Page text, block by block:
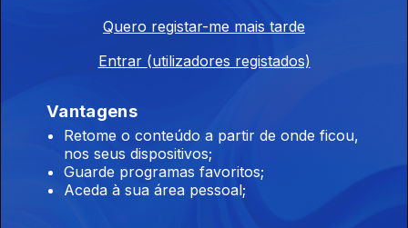
Violência no
345356
Quero registar-me mais tarde
Entrar (utilizadores registados)
Vantagens
Retome o conteúdo a partir de onde ficou,
nos seus dispositivos;
Guarde programas favoritos;
Aceda à sua área pessoal;